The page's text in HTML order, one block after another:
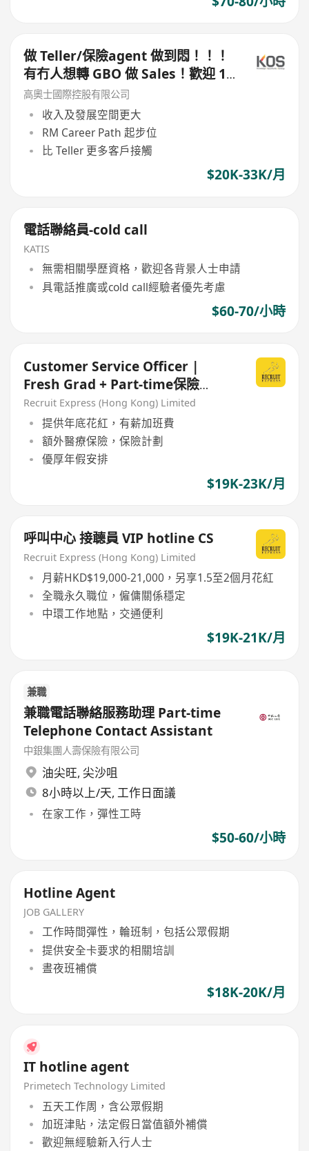
做 Teller/保險agent 做到悶！！！
有冇人想轉 GBO 做 Sales！歡迎 1
年+ Branch經驗即可試 未齊牌都考
慮
高奧士國際控股有限公司
收入及發展空間更大
RM Career Path 起步位
比 Teller 更多客戶接觸
$20K-33K/月
電話聯絡員-cold call
KATIS
無需相關學歷資格，歡迎各背景人士申請
具電話推廣或cold call經驗者優先考慮
$60-70/小時
Customer Service Officer |
Fresh Grad + Part-time保險
Agent Experience also ok!
Recruit Express (Hong Kong) Limited
提供年底花紅，有薪加班費
額外醫療保險，保險計劃
優厚年假安排
$19K-23K/月
呼叫中心 接聼員 VIP hotline CS
Recruit Express (Hong Kong) Limited
月薪HKD$19,000-21,000，另享1.5至2個月花紅
全職永久職位，僱傭關係穩定
中環工作地點，交通便利
$19K-21K/月
兼職
兼職電話聯絡服務助理 Part-time
Telephone Contact Assistant
中銀集團人壽保險有限公司
油尖旺, 尖沙咀
8小時以上/天, 工作日面議
在家工作，彈性工時
$50-60/小時
Hotline Agent
JOB GALLERY
工作時間彈性，輪班制，包括公眾假期
提供安全卡要求的相關培訓
晝夜班補償
$18K-20K/月
IT hotline agent
Primetech Technology Limited
五天工作周，含公眾假期
加班津貼，法定假日當值額外補償
歡迎無經驗新入行人士